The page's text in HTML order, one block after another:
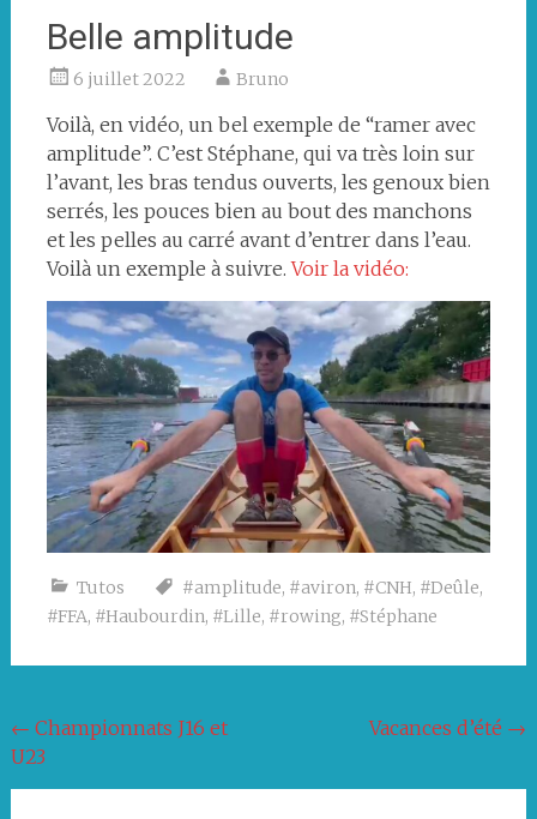
Belle amplitude
6 juillet 2022 Bruno
Voilà, en vidéo, un bel exemple de “ramer avec
amplitude”. C’est Stéphane, qui va très loin sur
l’avant, les bras tendus ouverts, les genoux bien
serrés, les pouces bien au bout des manchons
et les pelles au carré avant d’entrer dans l’eau.
Voilà un exemple à suivre.Voir la vidéo:
Tutos #amplitude, #aviron, #CNH, #Deûle,
#FFA, #Haubourdin, #Lille, #rowing, #Stéphane
Navigation
de
← Championnats J16 et
U23
Vacances d’été →